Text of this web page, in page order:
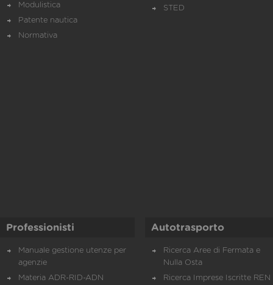
Modulistica
Patente nautica
Normativa
STED
Professionisti
Manuale gestione utenze per
agenzie
Materia ADR-RID-ADN
Autotrasporto
Ricerca Aree di Fermata e
Nulla Osta
Ricerca Imprese Iscritte REN